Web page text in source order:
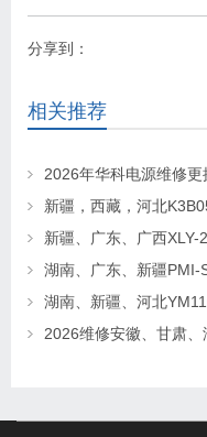
分享到：
相关推荐